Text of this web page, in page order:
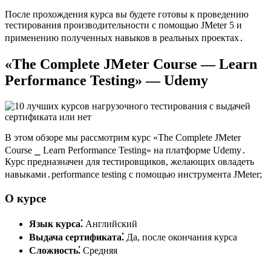
После прохождения курса вы будете готовы к проведению
тестирования производительности с помощью JMeter 5 и
применению полученных навыков в реальных проектах․
«The Complete JMeter Course — Learn
Performance Testing» — Udemy
В этом обзоре мы рассмотрим курс «The Complete JMeter
Course ⎯ Learn Performance Testing» на платформе Udemy․
Курс предназначен для тестировщиков, желающих овладеть
навыками․performance testing с помощью инструмента JMeter;
О курсе
Язык курса⁚ Английский
Выдача сертификата⁚ Да, после окончания курса
Сложность⁚ Средняя